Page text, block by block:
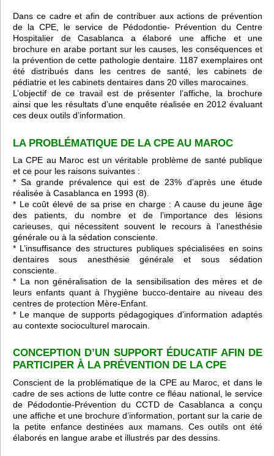
Dans ce cadre et afin de contribuer aux actions de prévention
de la CPE, le service de Pédodontie- Prévention du Centre
Hospitalier de Casablanca a élaboré une affiche et une
brochure en arabe portant sur les causes, les conséquences et
la prévention de cette pathologie dentaire. 1187 exemplaires ont
été distribués dans les centres de santé, les cabinets de
pédiatrie et les cabinets dentaires dans 20 villes marocaines.
L’objectif de ce travail est de présenter l’affiche, la brochure
ainsi que les résultats d’une enquête réalisée en 2012 évaluant
ces deux outils d’information.
LA PROBLÉMATIQUE DE LA CPE AU MAROC
La CPE au Maroc est un véritable problème de santé publique
et ce pour les raisons suivantes :
* Sa grande prévalence qui est de 23% d’après une étude
réalisée à Casablanca en 1993 (8).
* Le coût élevé de sa prise en charge : A cause du jeune âge
des patients, du nombre et de l’importance des lésions
carieuses, qui nécessitent souvent le recours à l’anesthésie
générale ou à la sédation consciente.
* L’insuffisance des structures publiques spécialisées en soins
dentaires sous anesthésie générale et sous sédation
consciente.
* La non généralisation de la sensibilisation des mères et de
leurs enfants quant à l’hygiène bucco-dentaire au niveau des
centres de protection Mère-Enfant.
* Le manque de supports pédagogiques d’information adaptés
au contexte socioculturel marocain.
CONCEPTION D’UN SUPPORT ÉDUCATIF AFIN DE
PARTICIPER À LA PRÉVENTION DE LA CPE
Conscient de la problématique de la CPE au Maroc, et dans le
cadre de ses actions de lutte contre ce fléau national, le service
de Pédodontie-Prévention du CCTD de Casablanca a conçu
une affiche et une brochure d’information, portant sur la carie de
la petite enfance destinées aux mamans. Ces outils ont été
élaborés en langue arabe et illustrés par des dessins.